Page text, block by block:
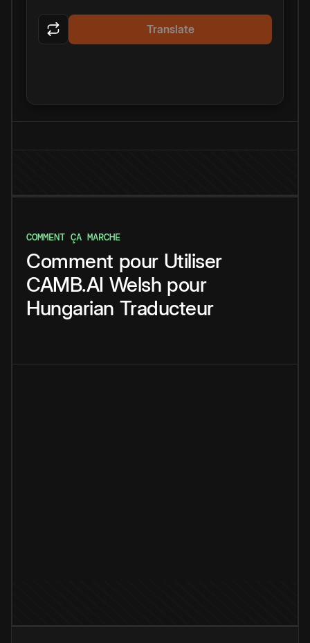
Translate
COMMENT ÇA MARCHE
Comment pour Utiliser
CAMB.AI Welsh pour
Hungarian Traducteur